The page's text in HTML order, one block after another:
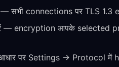
— सभी connections पर TLS
— encryption आपके selected
पर Settings → Protocol में